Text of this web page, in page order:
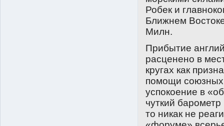
Робек и
Ближнем
Милн.
Прибытие
расценено в
кругах как
помощи
успокоение в
чуткий
то никак не